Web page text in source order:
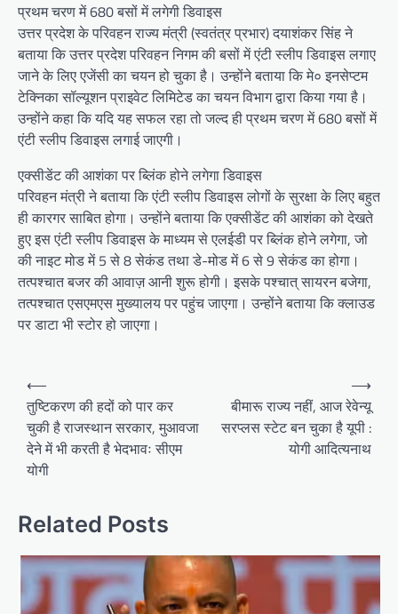
प्रथम चरण में 680 बसों में लगेगी डिवाइस
उत्तर प्रदेश के परिवहन राज्य मंत्री (स्वतंत्र प्रभार) दयाशंकर सिंह ने
बताया कि उत्तर प्रदेश परिवहन निगम की बसों में एंटी स्लीप डिवाइस लगाए
जाने के लिए एजेंसी का चयन हो चुका है। उन्होंने बताया कि मे० इनसेप्टम
टेक्निका सॉल्यूशन प्राइवेट लिमिटेड का चयन विभाग द्वारा किया गया है।
उन्होंने कहा कि यदि यह सफल रहा तो जल्द ही प्रथम चरण में 680 बसों में
एंटी स्लीप डिवाइस लगाई जाएगी।
एक्सीडेंट की आशंका पर ब्लिंक होने लगेगा डिवाइस
परिवहन मंत्री ने बताया कि एंटी स्लीप डिवाइस लोगों के सुरक्षा के लिए बहुत
ही कारगर साबित होगा। उन्होंने बताया कि एक्सीडेंट की आशंका को देखते
हुए इस एंटी स्लीप डिवाइस के माध्यम से एलईडी पर ब्लिंक होने लगेगा, जो
की नाइट मोड में 5 से 8 सेकंड तथा डे-मोड में 6 से 9 सेकंड का होगा।
तत्पश्चात बजर की आवाज़ आनी शुरू होगी। इसके पश्चात् सायरन बजेगा,
तत्पश्चात एसएमएस मुख्यालय पर पहुंच जाएगा। उन्होंने बताया कि क्लाउड
पर डाटा भी स्टोर हो जाएगा।
Post
navigation
⟵
तुष्टिकरण की हदों को पार कर
चुकी है राजस्थान सरकार, मुआवजा
देने में भी करती है भेदभावः सीएम
योगी
बीमारू राज्य नहीं, आज रेवेन्यू
सरप्लस स्टेट बन चुका है यूपी :
योगी आदित्यनाथ
⟶
Related Posts